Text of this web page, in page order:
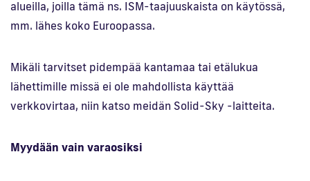
alueilla, joilla tämä ns. ISM-taajuuskaista on käytössä,
mm. lähes koko Euroopassa.
Mikäli tarvitset pidempää kantamaa tai etälukua
lähettimille missä ei ole mahdollista käyttää
verkkovirtaa, niin katso meidän Solid-Sky -laitteita.
Myydään vain varaosiksi